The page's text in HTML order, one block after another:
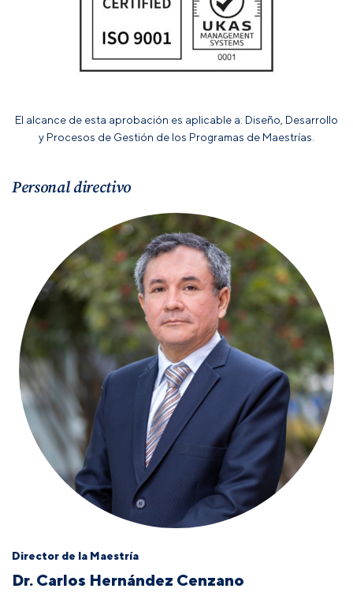
El alcance de esta aprobación es aplicable a: Diseño, Desarrollo
y Procesos de Gestión de los Programas de Maestrías.
Personal directivo
Director de la Maestría
Dr. Carlos Hernández Cenzano